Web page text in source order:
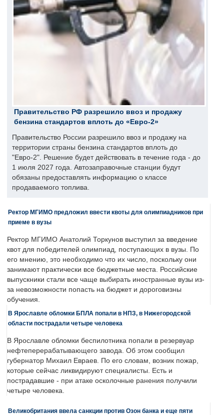
Правительство РФ разрешило ввоз и продажу
бензина стандартов вплоть до «Евро-2»
Правительство России разрешило ввоз и продажу на
территории страны бензина стандартов вплоть до
"Евро-2". Решение будет действовать в течение года - до
1 июля 2027 года. Автозаправочные станции будут
обязаны предоставлять информацию о классе
продаваемого топлива.
Ректор МГИМО предложил ввести квоты для олимпиадников при
приеме в вузы
Ректор МГИМО Анатолий Торкунов выступил за введение
квот для победителей олимпиад, поступающих в вузы. По
его мнению, это необходимо что их число, поскольку они
занимают практически все бюджетные места. Российские
выпускники стали все чаще выбирать иностранные вузы из-
за невозможности попасть на бюджет и дороговизны
обучения.
В Ярославле обломки БПЛА попали в НПЗ, в Нижегородской
области пострадали четыре человека
В Ярославле обломки беспилотника попали в резервуар
нефтеперерабатывающего завода. Об этом сообщил
губернатор Михаил Евраев. По его словам, возник пожар,
которые сейчас ликвидируют специалисты. Есть и
пострадавшие - при атаке осколочные ранения получили
четыре человека.
Великобритания ввела санкции против Озон банка и еще пяти